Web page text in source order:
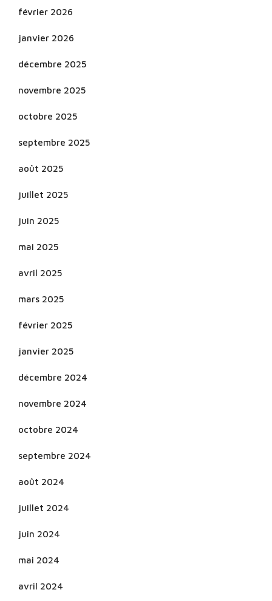
février 2026
janvier 2026
décembre 2025
novembre 2025
octobre 2025
septembre 2025
août 2025
juillet 2025
juin 2025
mai 2025
avril 2025
mars 2025
février 2025
janvier 2025
décembre 2024
novembre 2024
octobre 2024
septembre 2024
août 2024
juillet 2024
juin 2024
mai 2024
avril 2024